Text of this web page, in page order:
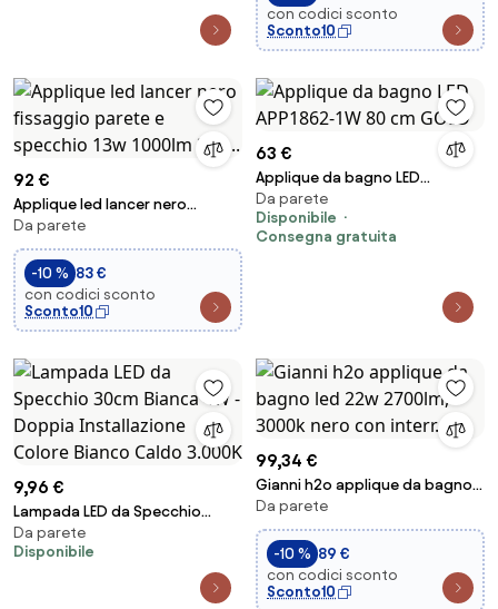
con codici sconto
Sconto10
92 €
Applique led lancer nero
fissaggio parete e specchio
13w 1000lm 300...
Da parete
-10 % 83 €
con codici sconto
Sconto10
63 €
Applique da bagno LED
APP1862-1W 80 cm GOLD
Da parete
Disponibile
Consegna gratuita
9,96 €
Lampada LED da Specchio
30cm Bianca 4W - Doppia
Installazione Colore Bianco
Da parete
Disponibile
99,34 €
Gianni h2o applique da bagno
led 22w 2700lm, 3000k nero
con interr...
Da parete
-10 % 89 €
con codici sconto
Sconto10